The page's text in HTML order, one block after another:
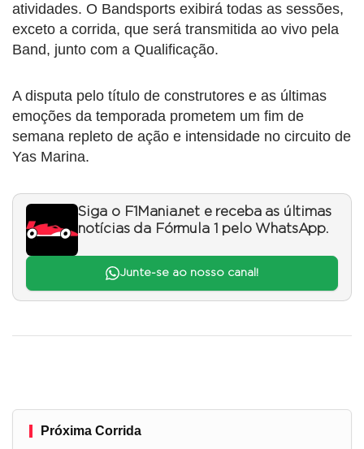
atividades. O Bandsports exibirá todas as sessões,
exceto a corrida, que será transmitida ao vivo pela
Band, junto com a Qualificação.
A disputa pelo título de construtores e as últimas
emoções da temporada prometem um fim de
semana repleto de ação e intensidade no circuito de
Yas Marina.
Siga o F1Mania.net e receba as últimas
notícias da Fórmula 1 pelo WhatsApp.
Junte-se ao nosso canal!
Próxima Corrida